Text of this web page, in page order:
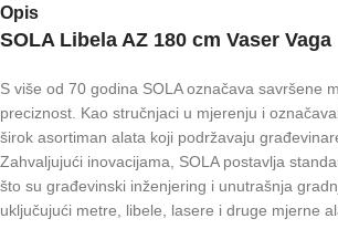
Opis
SOLA Libela AZ 180 cm Vaser Vaga
S više od 70 godina SOLA označava savršene
preciznost. Kao stručnjaci u mjerenju i
širok asortiman alata koji podržavaju
Zahvaljujući inovacijama, SOLA postavlja
što su građevinski inženjering i unutrašnja
uključujući metre, libele, lasere i druge mjerne